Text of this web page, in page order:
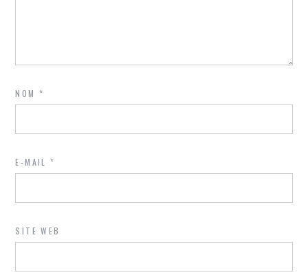
NOM*
E-MAIL*
SITE WEB